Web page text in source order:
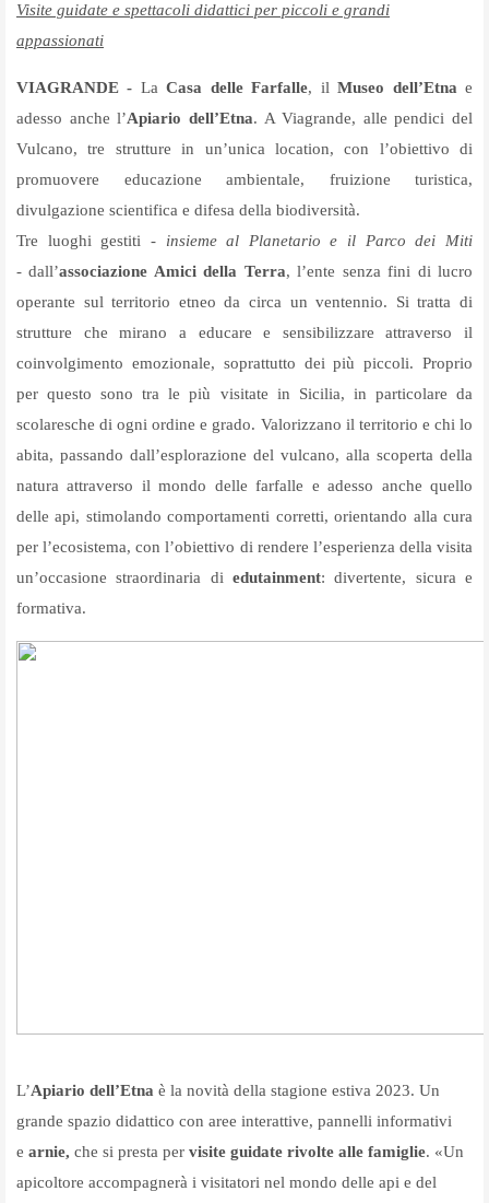
Visite guidate e spettacoli didattici per piccoli e grandi
appassionati
VIAGRANDE - LaCasa delle Farfalle, ilMuseo dell’Etnae
adesso anche l’Apiario dell’Etna. A Viagrande, alle pendici del
Vulcano, tre strutture in un’unica location, con l’obiettivo di
promuovere educazione ambientale, fruizione turistica,
divulgazione scientifica e difesa della biodiversità.
Tre luoghi gestiti - insieme al Planetario e il Parco dei Miti
- dall’associazione Amici della Terra, l’ente senza fini di lucro
operante sul territorio etneo da circa un ventennio. Si tratta di
strutture che mirano a educare e sensibilizzare attraverso il
coinvolgimento emozionale, soprattutto dei più piccoli. Proprio
per questo sono tra le più visitate in Sicilia, in particolare da
scolaresche di ogni ordine e grado. Valorizzano il territorio e chi lo
abita, passando dall’esplorazione del vulcano, alla scoperta della
natura attraverso il mondo delle farfalle e adesso anche quello
delle api, stimolando comportamenti corretti, orientando alla cura
per l’ecosistema, con l’obiettivo di rendere l’esperienza della visita
un’occasione straordinaria di edutainment: divertente, sicura e
formativa.
L’Apiario dell’Etna è la novità della stagione estiva 2023. Un
grande spazio didattico con aree interattive, pannelli informativi
e arnie, che si presta per visite guidate rivolte alle famiglie. «Un
apicoltore accompagnerà i visitatori nel mondo delle api e del